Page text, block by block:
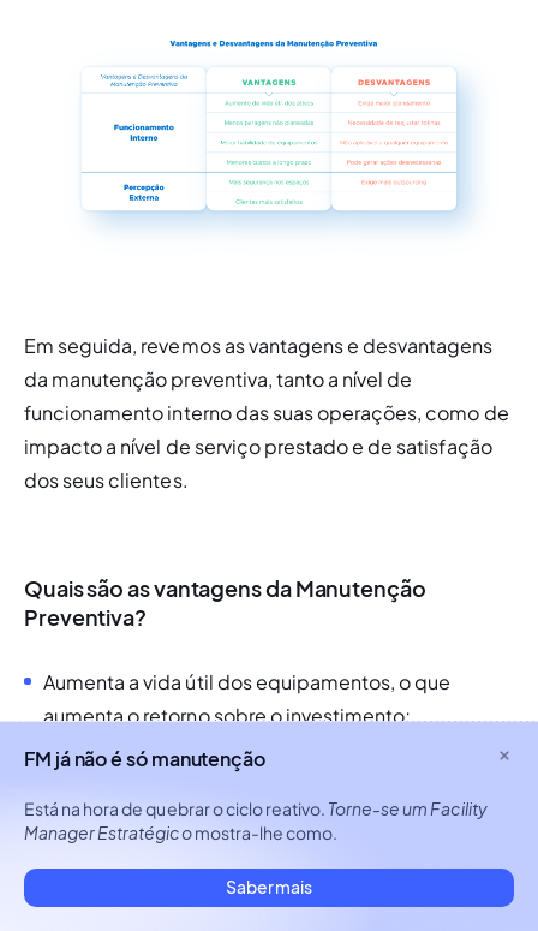
FM já não é só manutenção
Está na hora de quebrar o ciclo reativo. Torne-se um Facility
Manager Estratégicomostra-lhe como.
Saber mais
Em seguida, revemos as vantagens e desvantagens
da manutenção preventiva, tanto a nível de
funcionamento interno das suas operações, como de
impacto a nível de serviço prestado e de satisfação
dos seus clientes.
Quais são as vantagens da Manutenção
Preventiva?
Aumenta a vida útil dos equipamentos, o que
aumenta o retorno sobre o investimento;
funcionamento da empresa;
Melhora a fiabilidade dos equipamentos, o que